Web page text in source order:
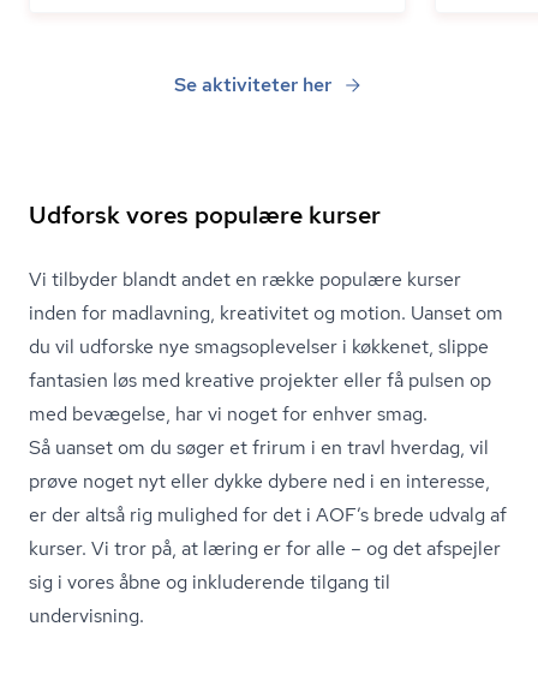
Se aktiviteter her
Udforsk vores populære kurser
Vi tilbyder blandt andet en række populære kurser
inden for madlavning, kreativitet og motion. Uanset om
du vil udforske nye smags­op­le­vel­ser i køkkenet, slippe
fantasien løs med kreative projekter eller få pulsen op
med bevægelse, har vi noget for enhver smag.
Så uanset om du søger et frirum i en travl hverdag, vil
prøve noget nyt eller dykke dybere ned i en interesse,
er der altså rig mulighed for det i AOF’s brede udvalg af
kurser. Vi tror på, at læring er for alle – og det afspejler
sig i vores åbne og inkluderende tilgang til
undervisning.